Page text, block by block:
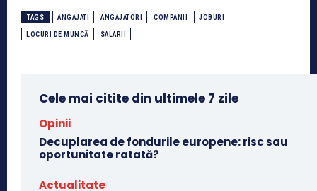
TAGS ANGAJATI ANGAJATORI COMPANII JOBURI
LOCURI DE MUNCĂ SALARII
Cele mai citite din ultimele 7 zile
Opinii
Decuplarea de fondurile europene: risc sau
oportunitate ratată?
Actualitate